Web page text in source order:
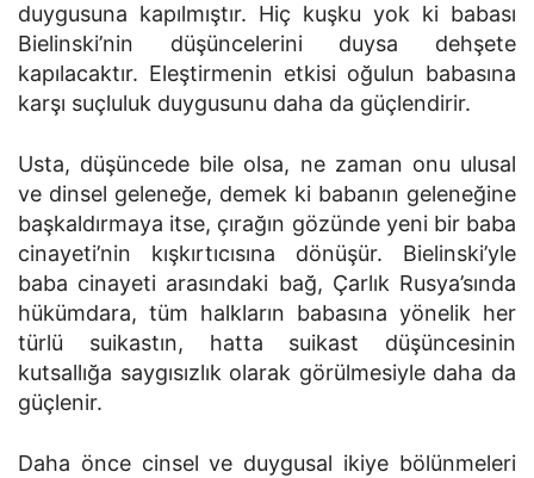
duygusuna kapılmıştır. Hiç kuşku yok ki babası
Bielinski’nin düşüncelerini duysa dehşete
kapılacaktır. Eleştirmenin etkisi oğulun babasına
karşı suçluluk duygusunu daha da güçlendirir.
Usta, düşüncede bile olsa, ne zaman onu ulusal
ve dinsel geleneğe, demek ki babanın geleneğine
başkaldırmaya itse, çırağın gözünde yeni bir baba
cinayeti’nin kışkırtıcısına dönüşür. Bielinski’yle
baba cinayeti arasındaki bağ, Çarlık Rusya’sında
hükümdara, tüm halkların babasına yönelik her
türlü suikastın, hatta suikast düşüncesinin
kutsallığa saygısızlık olarak görülmesiyle daha da
güçlenir.
Daha önce cinsel ve duygusal ikiye bölünmeleri